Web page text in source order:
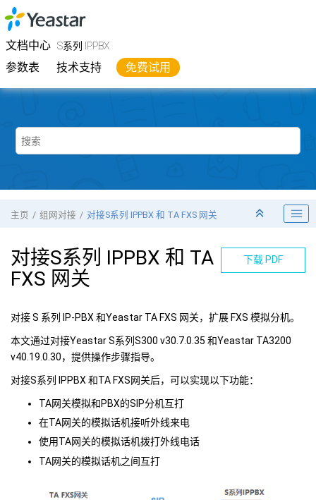
跳转到主要内容
文档中心 S系列 IPPBX
参数表 技术支持 免费试用
YeastarS系列 IPPBX
主页 组网对接 对接S系列 IPPBX 和 TA FXS 网关
下载 PDF
对接S系列 IPPBX 和 TA
FXS 网关
对接 S 系列 IP-PBX 和Yeastar TA FXS 网关，扩展 FXS 模拟分机。
本文通过对接Yeastar S系列S300 v30.7.0.35 和Yeastar TA3200
v40.19.0.30，提供操作步骤指导。
对接S系列 IPPBX 和TA FXS网关后，可以实现以下功能：
TA网关模拟和PBX的SIP分机互打
在TA网关的模拟话机接听外线来电
使用TA网关的模拟话机拨打外线电话
TA网关的模拟话机之间互打